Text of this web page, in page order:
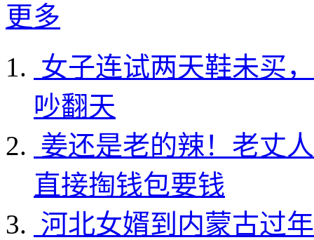
更多
女子连试两天鞋未买
吵翻天
姜还是老的辣！老丈
直接掏钱包要钱
河北女婿到内蒙古过